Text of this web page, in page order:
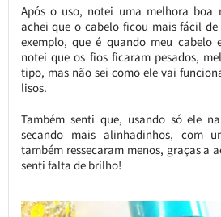
Após o uso, notei uma melhora boa
achei que o cabelo ficou mais fácil
exemplo, que é quando meu cabelo
notei que os fios ficaram pesados,
tipo, mas não sei como ele vai
lisos.
Também senti que, usando só ele
secando mais alinhadinhos, com
também ressecaram menos, graças a
senti falta de brilho!